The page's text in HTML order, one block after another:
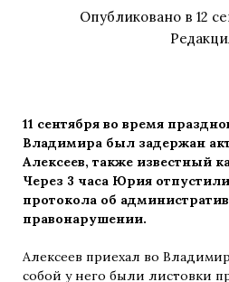
Опубликовано в 12
11 сентября во время
Владимира был задержан
Алексеев, также известный
Через 3 часа Юрия
протокола об
правонарушении.
Алексеев приехал во
собой у него были листовки